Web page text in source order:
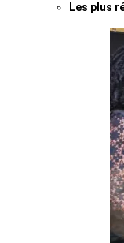
Les plus